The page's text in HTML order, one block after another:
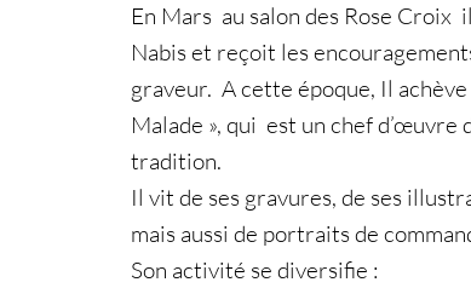
En Mars au salon des Rose
Nabis et reçoit les
graveur. A cette époque, Il
Malade », qui est un chef
tradition.
Il vit de ses gravures, de ses
mais aussi de portraits de
Son activité se diversifie :